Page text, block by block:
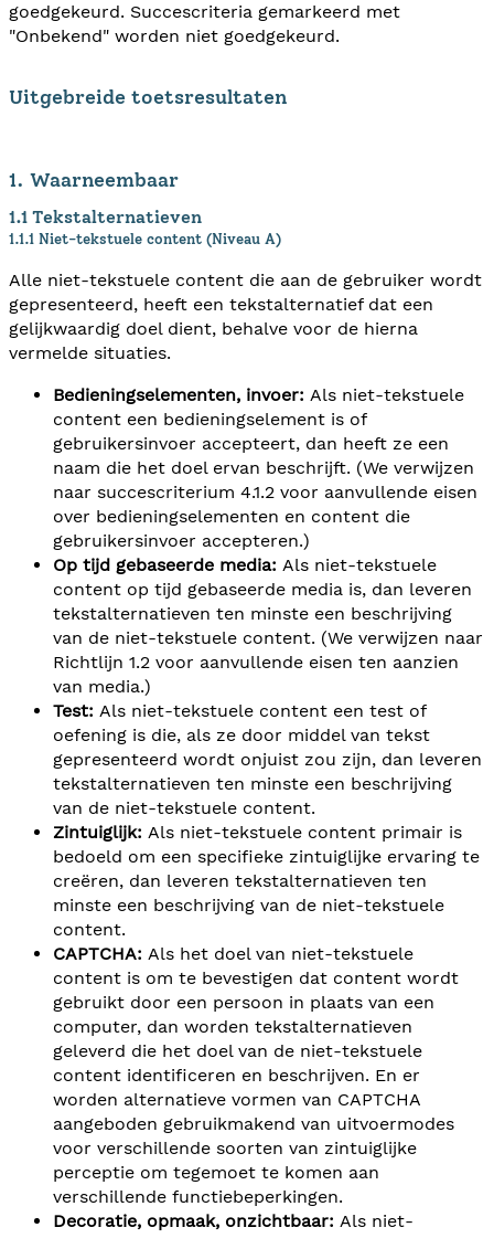
goedgekeurd. Succescriteria gemarkeerd met
"Onbekend" worden niet goedgekeurd.
Uitgebreide toetsresultaten
1. Waarneembaar
1.1 Tekstalternatieven
1.1.1 Niet-tekstuele content (Niveau A)
Alle niet-tekstuele content die aan de gebruiker wordt
gepresenteerd, heeft een tekstalternatief dat een
gelijkwaardig doel dient, behalve voor de hierna
vermelde situaties.
Bedieningselementen, invoer: Als niet-tekstuele
content een bedieningselement is of
gebruikersinvoer accepteert, dan heeft ze een
naam die het doel ervan beschrijft. (We verwijzen
naar succescriterium 4.1.2 voor aanvullende eisen
over bedieningselementen en content die
gebruikersinvoer accepteren.)
Op tijd gebaseerde media: Als niet-tekstuele
content op tijd gebaseerde media is, dan leveren
tekstalternatieven ten minste een beschrijving
van de niet-tekstuele content. (We verwijzen naar
Richtlijn 1.2 voor aanvullende eisen ten aanzien
van media.)
Test: Als niet-tekstuele content een test of
oefening is die, als ze door middel van tekst
gepresenteerd wordt onjuist zou zijn, dan leveren
tekstalternatieven ten minste een beschrijving
van de niet-tekstuele content.
Zintuiglijk: Als niet-tekstuele content primair is
bedoeld om een specifieke zintuiglijke ervaring te
creëren, dan leveren tekstalternatieven ten
minste een beschrijving van de niet-tekstuele
content.
CAPTCHA: Als het doel van niet-tekstuele
content is om te bevestigen dat content wordt
gebruikt door een persoon in plaats van een
computer, dan worden tekstalternatieven
geleverd die het doel van de niet-tekstuele
content identificeren en beschrijven. En er
worden alternatieve vormen van CAPTCHA
aangeboden gebruikmakend van uitvoermodes
voor verschillende soorten van zintuiglijke
perceptie om tegemoet te komen aan
verschillende functiebeperkingen.
Decoratie, opmaak, onzichtbaar: Als niet-